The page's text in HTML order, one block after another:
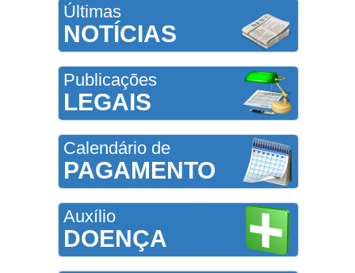
Últimas
NOTÍCIAS
Publicações
LEGAIS
Calendário de
PAGAMENTO
Auxílio
DOENÇA